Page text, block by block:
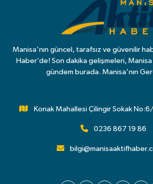
Manisa'nın güncel, tarafsız ve güvenilir
Haber’de! Son dakika gelişmeleri,
gündem burada. Manisa'nın
Konak Mahallesi Çilingir Sokak
0236 867 19 86